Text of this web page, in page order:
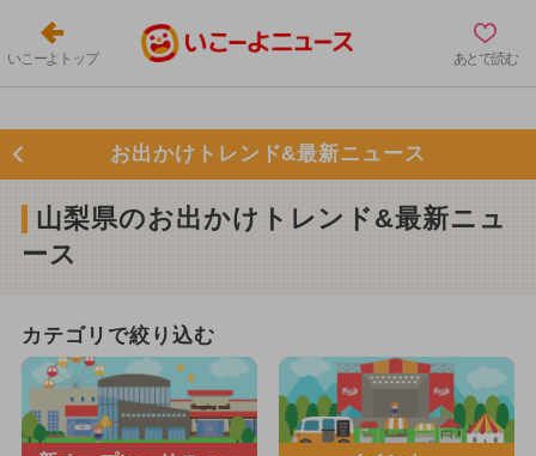
いこーよトップ あとで読む
お出かけトレンド&最新ニュース
山梨県のお出かけトレンド&最新ニュ
ース
カテゴリで絞り込む